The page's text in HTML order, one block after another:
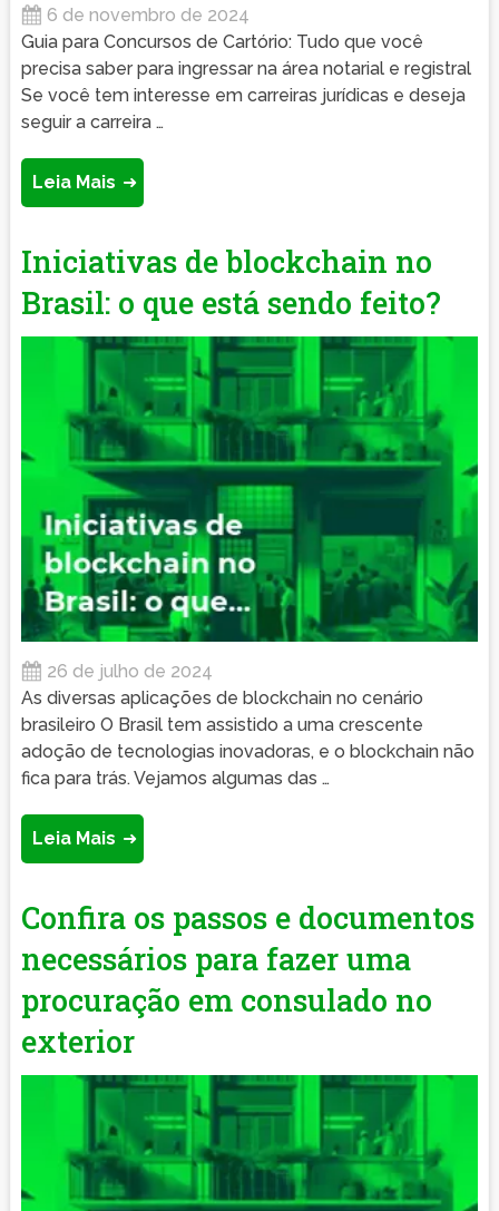
6 de novembro de 2024
Guia para Concursos de Cartório: Tudo que você
precisa saber para ingressar na área notarial e registral
Se você tem interesse em carreiras jurídicas e deseja
seguir a carreira …
Leia Mais
Iniciativas de blockchain no
Brasil: o que está sendo feito?
26 de julho de 2024
As diversas aplicações de blockchain no cenário
brasileiro O Brasil tem assistido a uma crescente
adoção de tecnologias inovadoras, e o blockchain não
fica para trás. Vejamos algumas das …
Leia Mais
Confira os passos e documentos
necessários para fazer uma
procuração em consulado no
exterior